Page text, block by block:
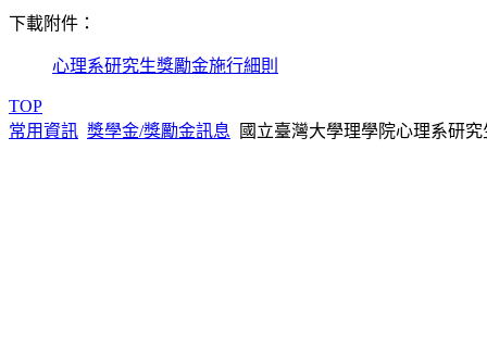
下載附件：
心理系研究生獎勵金施行細則
TOP
常用資訊 獎學金/獎勵金訊息 國立臺灣大學理學院心理系研